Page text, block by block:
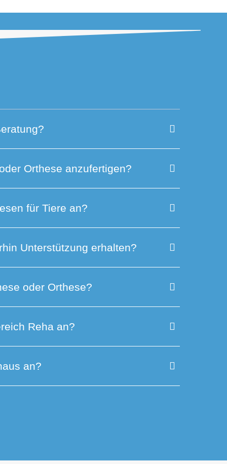
Orthese anzufertigen?
für Tiere an?
Unterstützung erhalten?
oder Orthese?
Reha an?
an?